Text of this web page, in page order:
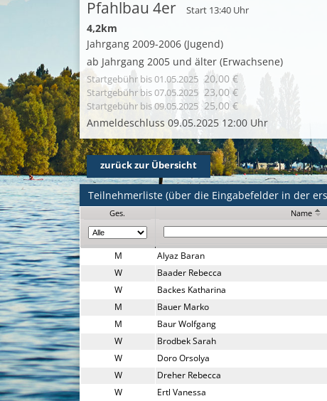
Pfahlbau 4er Start 13:40 Uhr
4,2km
Jahrgang 2009-2006 (Jugend)
ab Jahrgang 2005 und älter (Erwachsene)
Startgebühr bis 01.05.2025 20,00 €
Startgebühr bis 07.05.2025 23,00 €
Startgebühr bis 09.05.2025 25,00 €
Anmeldeschluss 09.05.2025 12:00 Uhr
zurück zur Übersicht
Teilnehmerliste (über die Eingabefelder in der
Ges. Name
M Alyaz Baran
W
Baader Rebecca
W
Backes Katharina
M
Bauer Marko
M
Baur Wolfgang
W
Brodbek Sarah
W
Doro Orsolya
W
Dreher Rebecca
W
Ertl Vanessa